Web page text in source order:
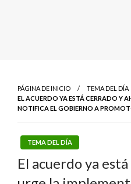
PÁGINA DE INICIO
TEMA DEL DÍA
EL ACUERDO YA ESTÁ CERRADO Y
NOTIFICA EL GOBIERNO A
TEMA DEL DÍA
El acuerdo ya